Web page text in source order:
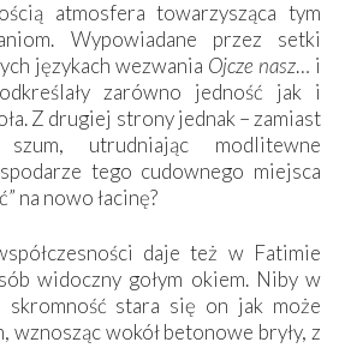
atmosfera towarzysząca tym
Wypowiadane przez setki
językach wezwania Ojcze nasz… i
zarówno jedność jak i
Z drugiej strony jednak – zamiast
utrudniając modlitewne
tego cudownego miejsca
na nowo łacinę?
daje też w Fatimie
widoczny gołym okiem. Niby w
stara się on jak może
wznosząc wokół betonowe bryły, z